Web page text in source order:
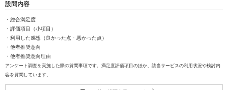
設問内容
・総合満足度
・評価項目（小項目）
・利用した感想（良かった点・悪かった点）
・他者推奨意向
・他者推奨意向理由
アンケート調査を実施した際の質問事項です。満足度評価項目のほか、該当サービスの利用状況や検討内
容を質問しています。